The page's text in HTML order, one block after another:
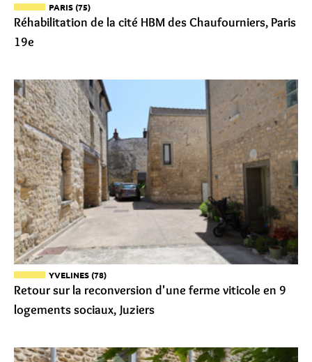
PARIS (75)
Réhabilitation de la cité HBM des Chaufourniers, Paris
19e
YVELINES (78)
Retour sur la reconversion d'une ferme viticole en 9
logements sociaux, Juziers